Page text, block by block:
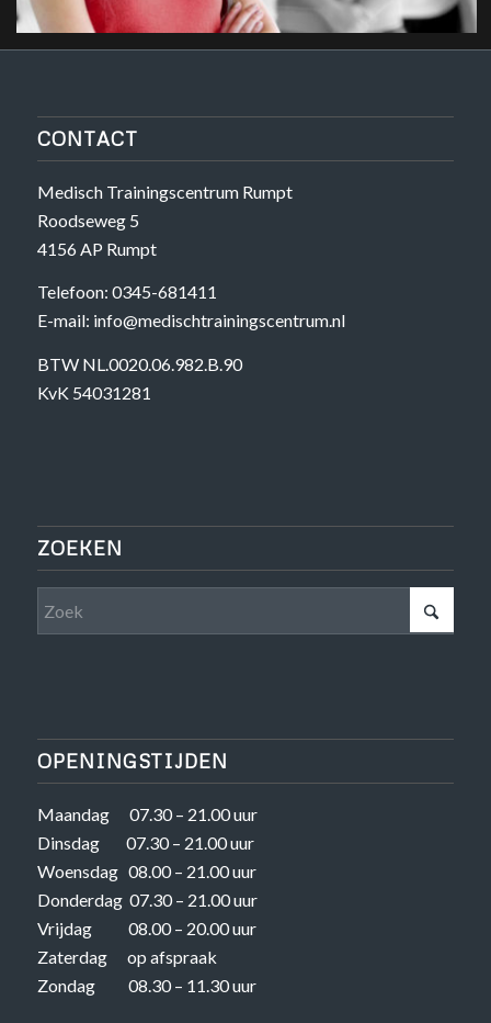
CONTACT
Medisch Trainingscentrum Rumpt
Roodseweg 5
4156 AP Rumpt
Telefoon: 0345-681411
E-mail: info@medischtrainingscentrum.nl
BTW NL.0020.06.982.B.90
KvK 54031281
ZOEKEN
OPENINGSTIJDEN
Maandag 07.30 – 21.00 uur
Dinsdag 07.30 – 21.00 uur
Woensdag 08.00 – 21.00 uur
Donderdag 07.30 – 21.00 uur
Vrijdag 08.00 – 20.00 uur
Zaterdag op afspraak
Zondag 08.30 – 11.30 uur